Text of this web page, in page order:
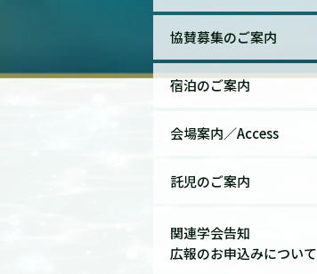
協賛募集のご案内
宿泊のご案内
会場案内／Access
託児のご案内
関連学会告知
広報のお申込みについて